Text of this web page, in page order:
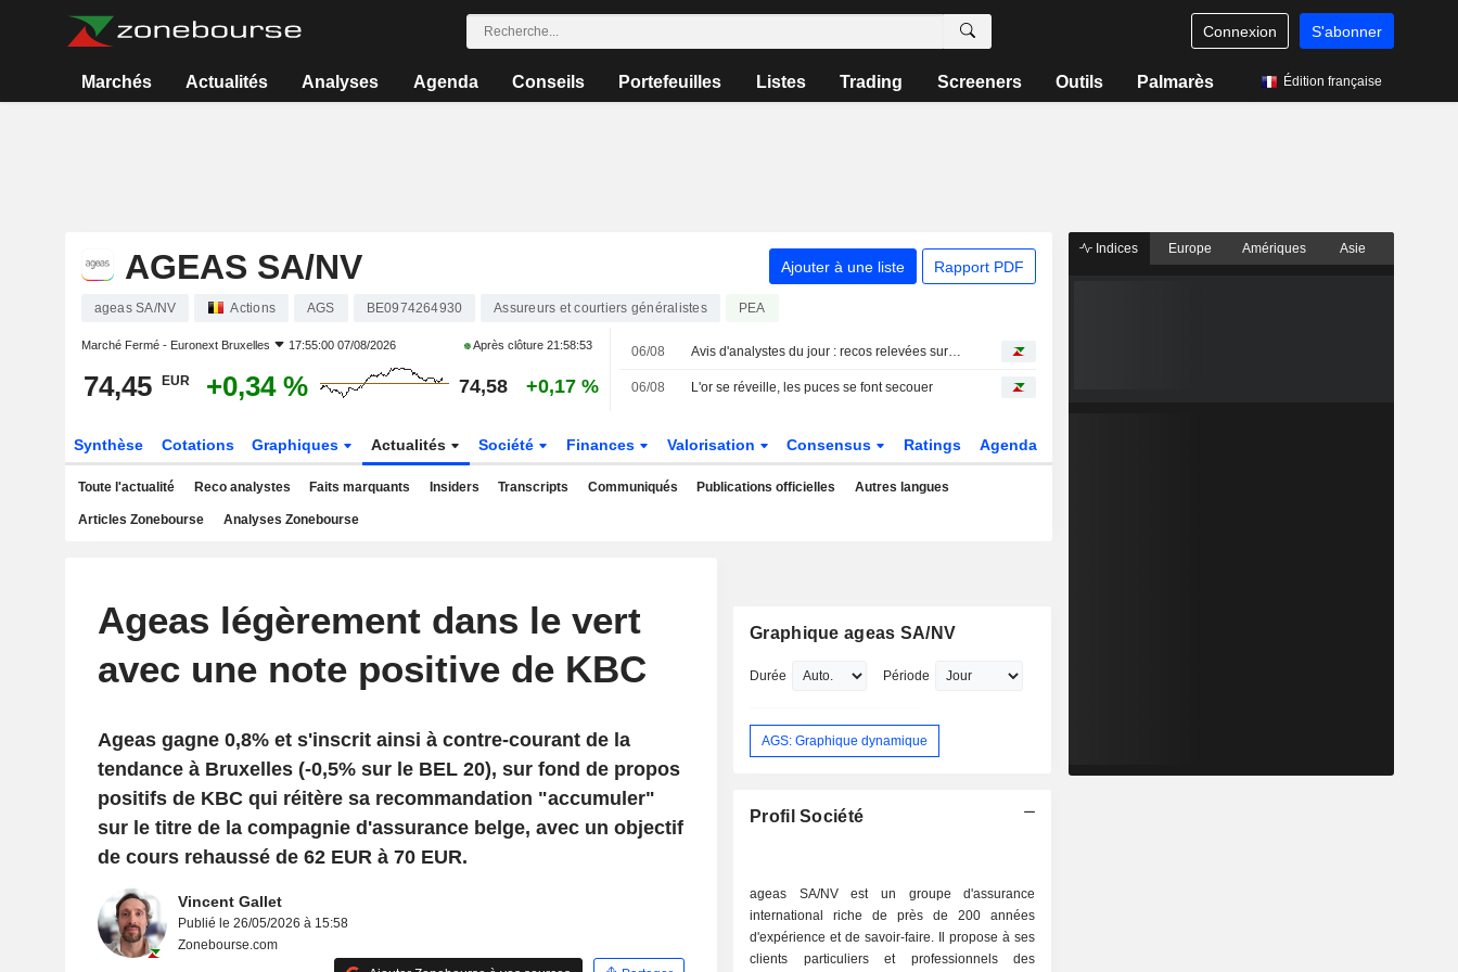
Connexion S'abonner
Marchés Actualités Analyses Agenda Conseils Portefeuilles Listes Trading Screeners Outils Palmarès Édition française
AGEAS SA/NV Ajouter à une liste Rapport PDF
ageas SA/NV Actions AGS BE0974264930 Assureurs et courtiers généralistes PEA
Marché Fermé - Euronext Bruxelles 17:55:00 07/08/2026 Après clôture21:58:53
74,45 EUR +0,34 % 74,58 +0,17 %
06/08 Avis d'analystes du jour : recos relevées sur L'Oréal et Clariant
06/08 L'or se réveille, les puces se font secouer
Synthèse Cotations Graphiques Actualités Société Finances Valorisation Consensus Ratings Agenda
Toute l'actualité Reco analystes Faits marquants Insiders Transcripts Communiqués Publications officielles Autres langues
Articles Zonebourse Analyses Zonebourse
Ageas légèrement dans le vert
avec une note positive de KBC
Ageas gagne 0,8% et s'inscrit ainsi à contre-courant de la
tendance à Bruxelles (-0,5% sur le BEL 20), sur fond de propos
positifs de KBC qui réitère sa recommandation "accumuler"
sur le titre de la compagnie d'assurance belge, avec un objectif
de cours rehaussé de 62 EUR à 70 EUR.
Vincent Gallet
Publié le 26/05/2026 à 15:58
Zonebourse.com
Graphique ageas SA/NV
Durée Période
AGS: Graphique dynamique
Profil Société
ageas SA/NV est un groupe d'assurance
international riche de près de 200 années
d'expérience et de savoir-faire. Il propose à ses
clients particuliers et professionnels des
Indices Europe Amériques Asie